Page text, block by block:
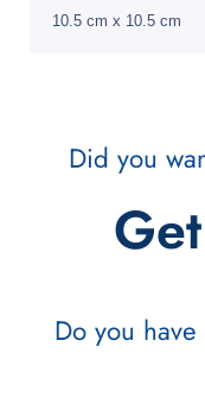
10.5 cm x 10.5 cm
Did you
Do you